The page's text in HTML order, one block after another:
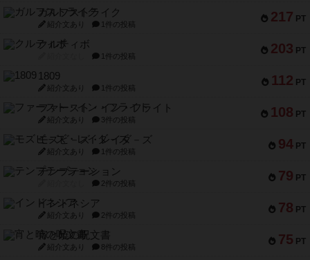
217 PT
ガルフストライク
紹介文あり 1件の投稿
203 PT
クルティボ
1件の投稿
112 PT
1809
紹介文あり 1件の投稿
108 PT
ファースト・イン・フライト
紹介文あり 3件の投稿
94 PT
モズビ－ズ・レイダ－ズ
紹介文あり 1件の投稿
79 PT
テンプテーション
2件の投稿
78 PT
インドネシア
紹介文あり 2件の投稿
75 PT
宵と暁の呪文書
紹介文あり 8件の投稿